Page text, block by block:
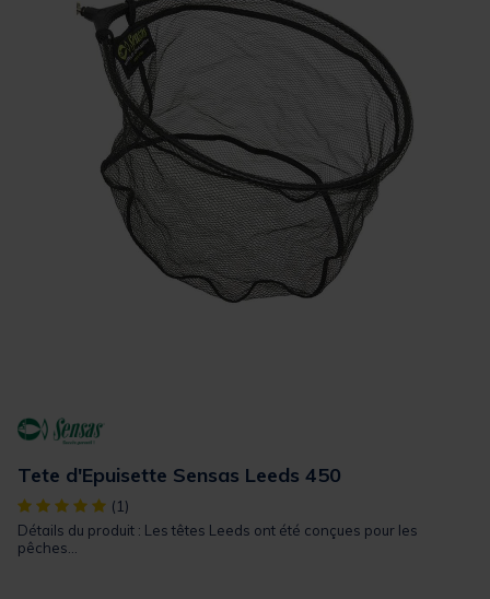
Tete d'Epuisette Sensas Leeds 450
[object Object] out of 5 Customer Rating
(1)
Détails du produit : Les têtes Leeds ont été conçues pour les
pêches...